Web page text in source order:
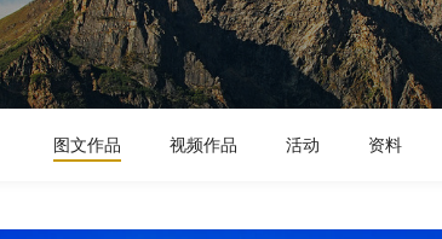
图文作品 视频作品 活动 资料